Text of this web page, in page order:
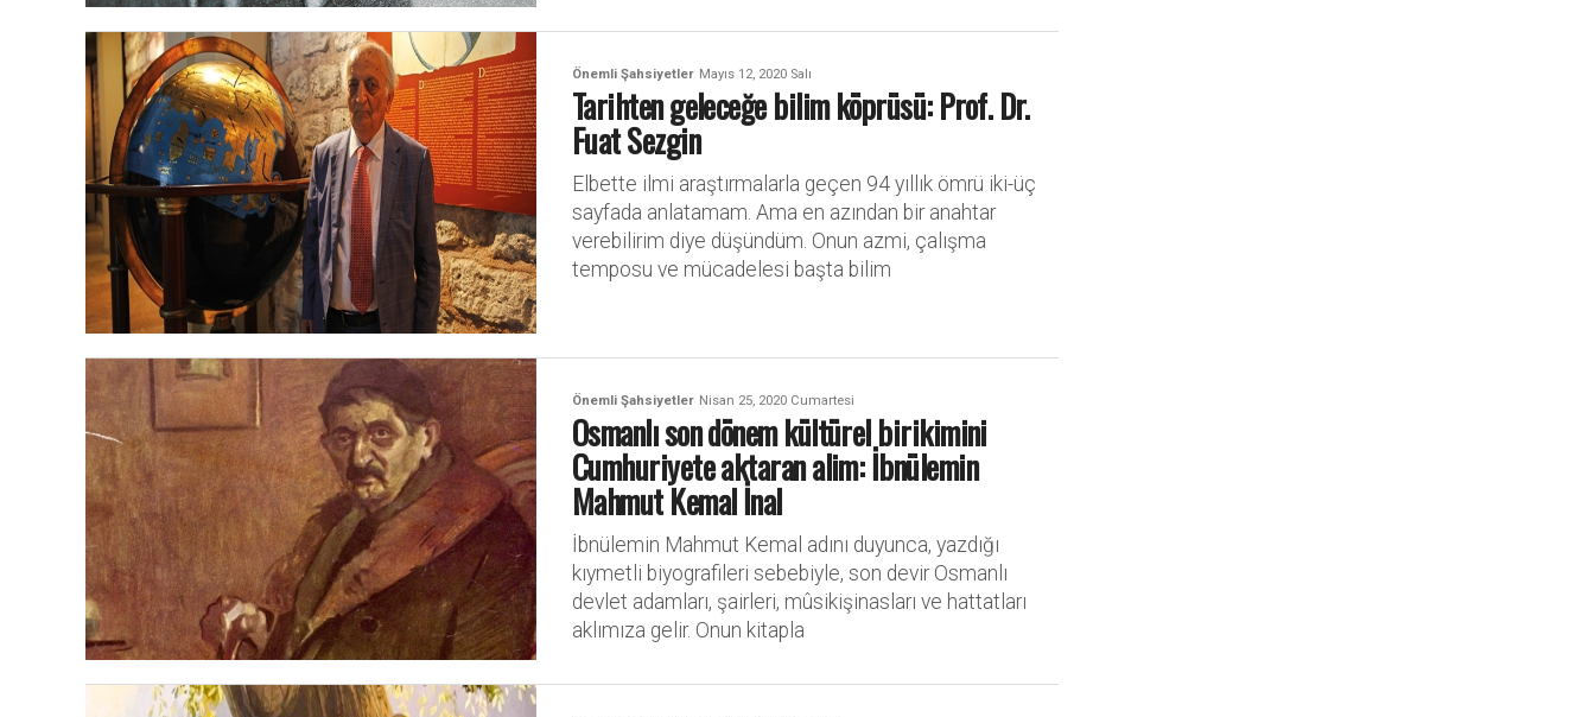
Önemli Şahsiyetler Mayıs 12, 2020 Salı
Tarihten geleceğe bilim köprüsü: Prof. Dr.
Fuat Sezgin
Elbette ilmi araştırmalarla geçen 94 yıllık ömrü iki-üç
sayfada anlatamam. Ama en azından bir anahtar
verebilirim diye düşündüm. Onun azmi, çalışma
temposu ve mücadelesi başta bilim
Önemli Şahsiyetler Nisan 25, 2020 Cumartesi
Osmanlı son dönem kültürel birikimini
Cumhuriyete aktaran alim: İbnülemin
Mahmut Kemal İnal
İbnülemin Mahmut Kemal adını duyunca, yazdığı
kıymetli biyografileri sebebiyle, son devir Osmanlı
devlet adamları, şairleri, mûsikişinasları ve hattatları
aklımıza gelir. Onun kitapla